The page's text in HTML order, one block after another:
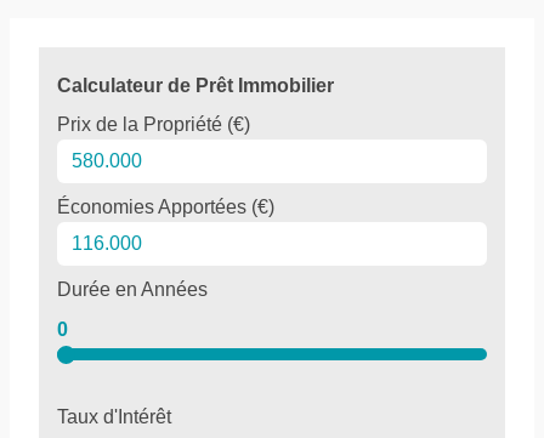
Calculateur de Prêt Immobilier
Prix de la Propriété (€)
Économies Apportées (€)
Durée en Années
0
Taux d'Intérêt